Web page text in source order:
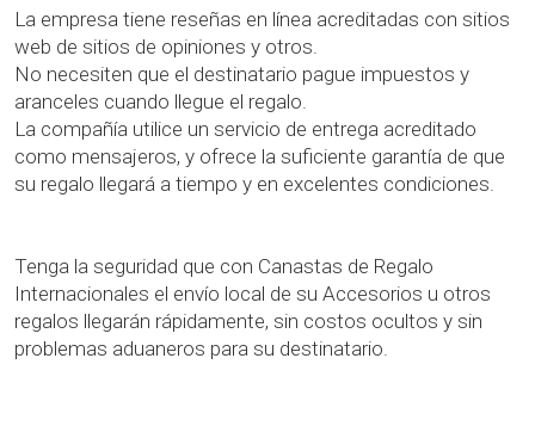
La empresa tiene reseñas en línea acreditadas con sitios
web de sitios de opiniones y otros.
No necesiten que el destinatario pague impuestos y
aranceles cuando llegue el regalo.
La compañía utilice un servicio de entrega acreditado
como mensajeros, y ofrece la suficiente garantía de que
su regalo llegará a tiempo y en excelentes condiciones.
Tenga la seguridad que con Canastas de Regalo
Internacionales el envío local de su Accesorios u otros
regalos llegarán rápidamente, sin costos ocultos y sin
problemas aduaneros para su destinatario.